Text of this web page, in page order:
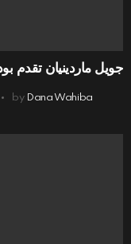
جويل ماردينيان
by Dana Wahiba